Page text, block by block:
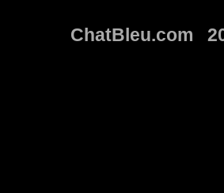
ChatBleu.com